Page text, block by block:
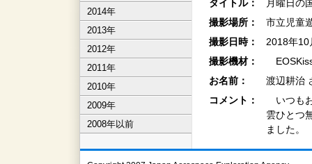
2014年
2013年
2012年
2011年
2010年
2009年
2008年以前
タイトル：
月曜日の
撮影場所：
市立児童
撮影日時：
2018年
撮影機材：
お名前：
渡辺耕治
コメント：
いつも
雲ひとつ
ました。